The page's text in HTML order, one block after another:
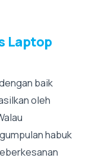
Laptop
baik
oleh
habuk